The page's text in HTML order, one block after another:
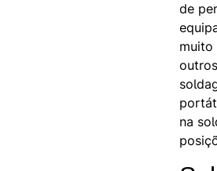
de
muito
na